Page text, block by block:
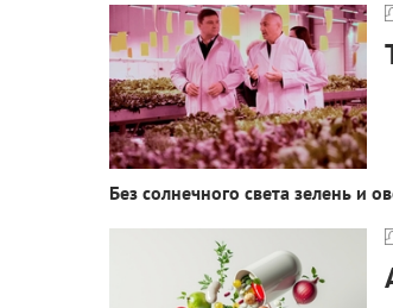
Без солнечного света зелень и